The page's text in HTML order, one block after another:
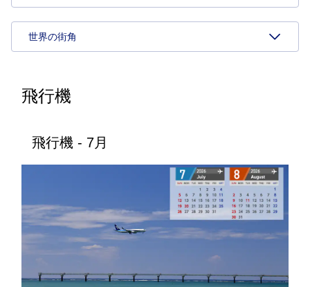
世界の街角
飛行機
飛行機 - 7月